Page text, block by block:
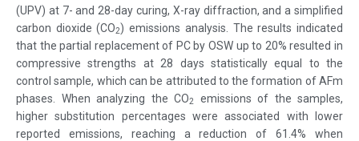
(UPV) at 7- and 28-day curing, X-ray diffraction, and a simplified
carbon dioxide (CO2) emissions analysis. The results indicated
that the partial replacement of PC by OSW up to 20% resulted in
compressive strengths at 28 days statistically equal to the
control sample, which can be attributed to the formation of AFm
phases. When analyzing the CO2
emissions of the samples,
higher substitution percentages were associated with lower
reported emissions, reaching a reduction of 61.4% when